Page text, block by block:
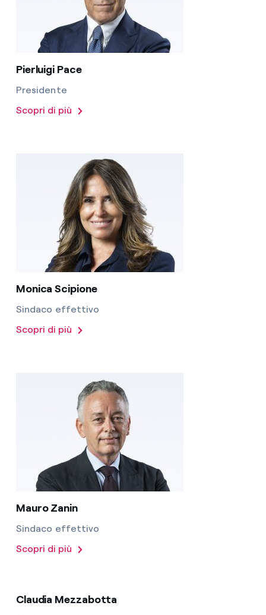
Pierluigi Pace
Presidente
Scopri di più
Monica Scipione
Sindaco effettivo
Scopri di più
Mauro Zanin
Sindaco effettivo
Scopri di più
Claudia Mezzabotta